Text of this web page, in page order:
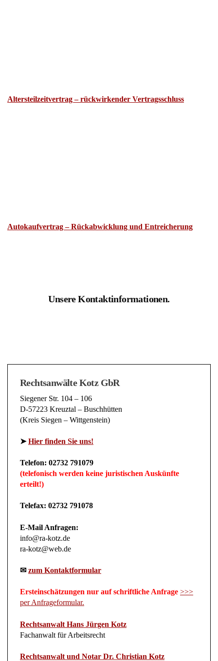
Altersteilzeitvertrag – rückwirkender Vertragsschluss
Autokaufvertrag – Rückabwicklung und Entreicherung
Unsere Kontaktinformationen.
Rechtsanwälte Kotz GbR
Siegener Str. 104 – 106
D-57223 Kreuztal – Buschhütten
(Kreis Siegen – Wittgenstein)
➤Hier finden Sie uns!
Telefon: 02732 791079
(telefonisch werden keine juristischen Auskünfte
erteilt!)
Telefax: 02732 791078
E-Mail Anfragen:
info@ra-kotz.de
ra-kotz@web.de
✉ zum Kontaktformular
Ersteinschätzungen nur auf schriftliche Anfrage >>>
per Anfrageformular.
Rechtsanwalt Hans Jürgen Kotz
Fachanwalt für Arbeitsrecht
Rechtsanwalt und Notar Dr. Christian Kotz